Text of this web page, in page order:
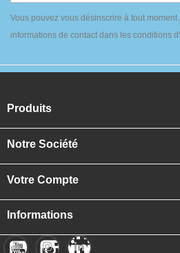
Vous pouvez vous désinscrire à tout
informations de contact dans les conditions
Produits
Notre Société
Votre Compte
Informations